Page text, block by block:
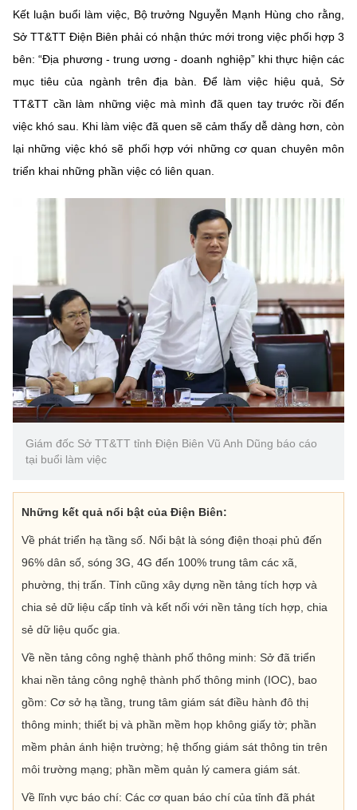
Kết luận buổi làm việc, Bộ trưởng Nguyễn Mạnh Hùng cho rằng,
Sở TT&TT Điện Biên phải có nhận thức mới trong việc phối hợp 3
bên: “Địa phương - trung ương - doanh nghiệp” khi thực hiện các
mục tiêu của ngành trên địa bàn. Để làm việc hiệu quả, Sở
TT&TT cần làm những việc mà mình đã quen tay trước rồi đến
việc khó sau. Khi làm việc đã quen sẽ cảm thấy dễ dàng hơn, còn
lại những việc khó sẽ phối hợp với những cơ quan chuyên môn
triển khai những phần việc có liên quan.
Giám đốc Sở TT&TT tỉnh Điện Biên Vũ Anh Dũng báo cáo
tại buổi làm việc
Những kết quả nổi bật của Điện Biên:
Về phát triển hạ tầng số. Nổi bật là sóng điện thoại phủ đến
96% dân số, sóng 3G, 4G đến 100% trung tâm các xã,
phường, thị trấn. Tỉnh cũng xây dựng nền tảng tích hợp và
chia sẻ dữ liệu cấp tỉnh và kết nối với nền tảng tích hợp, chia
sẻ dữ liệu quốc gia.
Về nền tảng công nghệ thành phố thông minh: Sở đã triển
khai nền tảng công nghệ thành phố thông minh (IOC), bao
gồm: Cơ sở hạ tầng, trung tâm giám sát điều hành đô thị
thông minh; thiết bị và phần mềm họp không giấy tờ; phần
mềm phản ánh hiện trường; hệ thống giám sát thông tin trên
môi trường mạng; phần mềm quản lý camera giám sát.
Về lĩnh vực báo chí: Các cơ quan báo chí của tỉnh đã phát